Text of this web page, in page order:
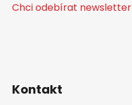
Chci odebírat newsletter
Kontakt